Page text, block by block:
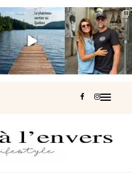
Et si je te disais
qu’il existe un
sentier où tu...
126 37
Montréal, une
très belle
surprise 🇨🇦
442